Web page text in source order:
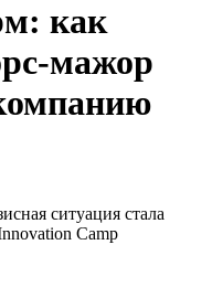
как
мажор
ситуация стала
Camp